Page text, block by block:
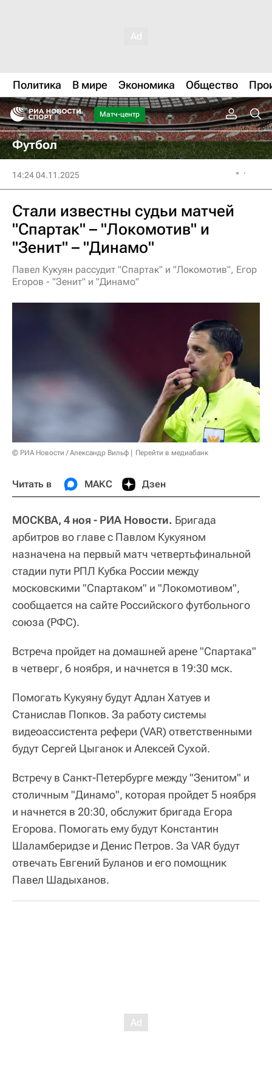
Политика В мире Экономика Общество
Матч-центр
Футбол
14:24 04.11.2025
Стали известны судьи матчей
"Спартак" – "Локомотив" и
"Зенит" – "Динамо"
Павел Кукуян рассудит "Спартак" и "Локомотив", Егор
Егоров - "Зенит" и "Динамо"
© РИА Новости / Александр Вильф Перейти в медиабанк
Читать в МАКС Дзен
МОСКВА, 4 ноя - РИА Новости. Бригада
арбитров во главе с Павлом Кукуяном
назначена на первый матч четвертьфинальной
стадии пути РПЛ Кубка России между
московскими "Спартаком" и "Локомотивом",
сообщается на сайте Российского футбольного
союза (РФС).
Встреча пройдет на домашней арене "Спартака"
в четверг, 6 ноября, и начнется в 19:30 мск.
Помогать Кукуяну будут Адлан Хатуев и
Станислав Попков. За работу системы
видеоассистента рефери (VAR) ответственными
будут Сергей Цыганок и Алексей Сухой.
Встречу в Санкт-Петербурге между "Зенитом" и
столичным "Динамо", которая пройдет 5 ноября
и начнется в 20:30, обслужит бригада Егора
Егорова. Помогать ему будут Константин
Шаламберидзе и Денис Петров. За VAR будут
отвечать Евгений Буланов и его помощник
Павел Шадыханов.